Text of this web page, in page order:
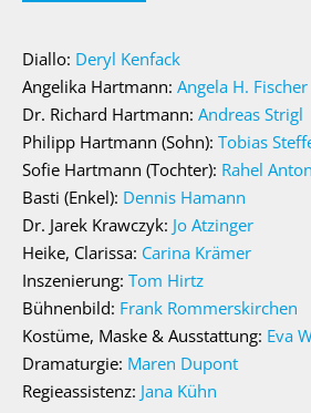
Diallo: Deryl Kenfack
Angelika Hartmann: Angela H. Fischer
Dr. Richard Hartmann: Andreas Strigl
Philipp Hartmann (Sohn): Tobias
Sofie Hartmann (Tochter): Rahel
Basti (Enkel): Dennis Hamann
Dr. Jarek Krawczyk: Jo Atzinger
Heike, Clarissa: Carina Krämer
Inszenierung: Tom Hirtz
Bühnenbild: Frank Rommerskirchen
Kostüme, Maske & Ausstattung: Eva
Dramaturgie: Maren Dupont
Regieassistenz: Jana Kühn